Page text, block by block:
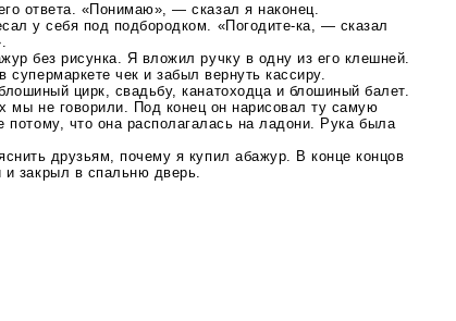
ответа. «Понимаю», — сказал я наконец.
у себя под подбородком. «Погодите-ка, — сказал
без рисунка. Я вложил ручку в одну из его клешней.
супермаркете чек и забыл вернуть кассиру.
цирк, свадьбу, канатоходца и блошиный балет.
мы не говорили. Под конец он нарисовал ту самую
потому, что она располагалась на ладони. Рука была
друзьям, почему я купил абажур. В конце концов
и закрыл в спальню дверь.